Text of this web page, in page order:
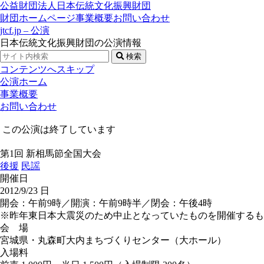
公益財団法人日本伝統文化振興財団
財団ホームページ事業概要お問い合わせ
jtcf.jp – 公演
日本伝統文化振興財団の公演情報
検索
コンテンツへスキップ
公演ホーム
事業概要
お問い合わせ
この公演は終了しています
第1回 新相馬節全国大会
後援 民謡
開催日
2012/9/23 日
開会：午前9時／開演：午前9時半／閉会：午後4時
※昨年東日本大震災のため中止となっていたものを開催する
会 場
宮城県・丸森町大内まちづくりセンター（大ホール）
入場料